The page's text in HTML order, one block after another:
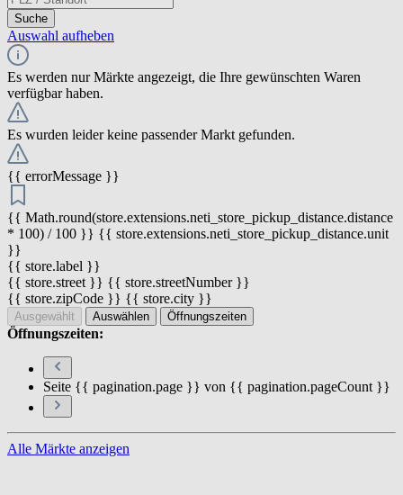
Suche
Auswahl aufheben
Es werden nur Märkte angezeigt, die Ihre gewünschten Waren
verfügbar haben.
Es wurden leider keine passender Markt gefunden.
{{ errorMessage }}
{{ Math.round(store.extensions.neti_store_pickup_distance.distance
* 100) / 100 }} {{ store.extensions.neti_store_pickup_distance.unit
}}
{{ store.label }}
{{ store.street }} {{ store.streetNumber }}
{{ store.zipCode }} {{ store.city }}
Ausgewählt Auswählen Öffnungszeiten
Öffnungszeiten:
Seite {{ pagination.page }} von {{ pagination.pageCount }}
Alle Märkte anzeigen